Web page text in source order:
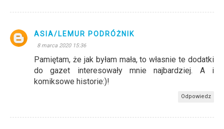
ASIA/LEMUR PODRÓŻNIK
8 marca 2020 15:36
Pamiętam, że jak byłam mała, to własnie te dodatki
do gazet interesowały mnie najbardziej. A i
komiksowe historie:)!
Odpowiedz